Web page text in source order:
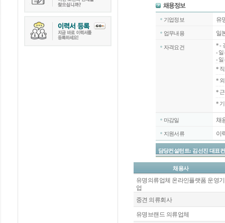
기업정보 유
업무내용 일
자격요건 *-
-
-
*
*
*
*
마감일 채
지원서류 이
담당컨설턴트: 김선진 대표
채용사
유명의류업체 온라인플랫폼 운영기
업
중견 의류회사
유명브랜드 의류업체